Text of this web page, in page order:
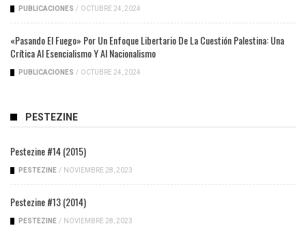
PUBLICACIONES / OCTUBRE 24, 2024
«Pasando El Fuego» Por Un Enfoque Libertario De La Cuestión Palestina: Una
Crítica Al Esencialismo Y Al Nacionalismo
PUBLICACIONES / OCTUBRE 24, 2024
PESTEZINE
Pestezine #14 (2015)
PESTEZINE / NOVIEMBRE 28, 2023
Pestezine #13 (2014)
PESTEZINE / NOVIEMBRE 28, 2023